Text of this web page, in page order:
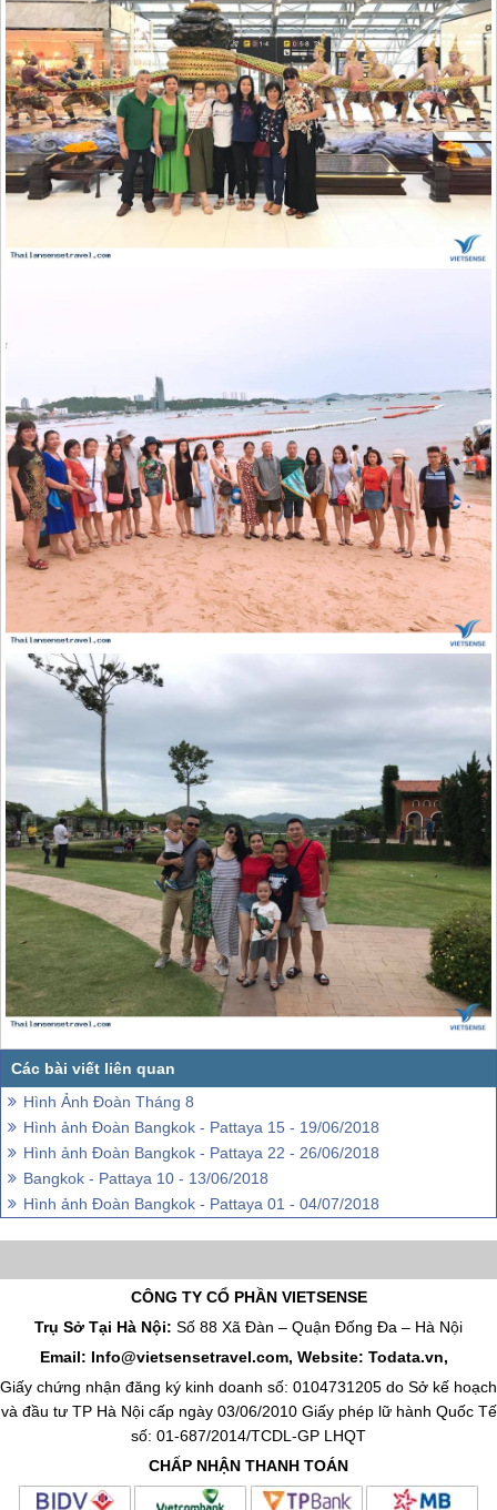
Hình Ảnh Đoàn Tháng 8
Hình ảnh Đoàn Bangkok - Pattaya 15 - 19/06/2018
Hình ảnh Đoàn Bangkok - Pattaya 22 - 26/06/2018
Bangkok - Pattaya 10 - 13/06/2018
Hình ảnh Đoàn Bangkok - Pattaya 01 - 04/07/2018
CÔNG TY CỔ PHẦN VIETSENSE
Trụ Sở Tại Hà Nội: Số 88 Xã Đàn – Quận Đống Đa – Hà Nội
Email: Info@vietsensetravel.com, Website: Todata.vn,
Giấy chứng nhận đăng ký kinh doanh số: 0104731205 do Sở kế hoạch
và đầu tư TP Hà Nội cấp ngày 03/06/2010 Giấy phép lữ hành Quốc Tế
số: 01-687/2014/TCDL-GP LHQT
CHẤP NHẬN THANH TOÁN